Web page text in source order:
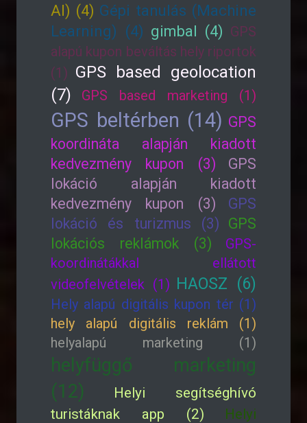
AI) (4) Gépi tanulás (Machine
Learning) (4) gimbal (4) GPS
alapú kupon beváltás hely riportok
(1) GPS based geolocation
(7)
GPS based marketing (1)
GPS beltérben (14) GPS
koordináta alapján kiadott
kedvezmény kupon (3)
GPS
lokáció alapján kiadott
kedvezmény kupon (3)
GPS
lokáció és turizmus (3) GPS
lokációs reklámok (3)
GPS-
koordinátákkal ellátott
videofelvételek (1) HAOSZ (6)
Hely alapú digitális kupon tér (1)
hely alapú digitális reklám (1)
helyalapú marketing (1)
helyfüggő marketing
(12)
Helyi segítséghívó
turistáknak app (2)
Helyi